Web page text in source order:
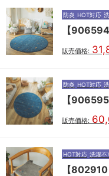
防炎 HOT対応
【
販売価格:
防炎 HOT対応
【
販売価格:
HOT対応 洗濯不
【